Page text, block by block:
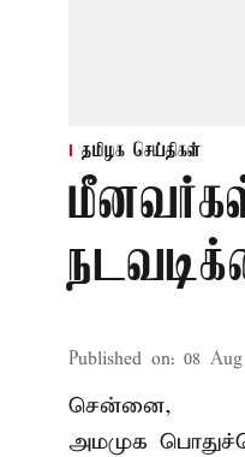
தமிழக செய்திகள்
Published on: 08
சென்னை,
அமமுக